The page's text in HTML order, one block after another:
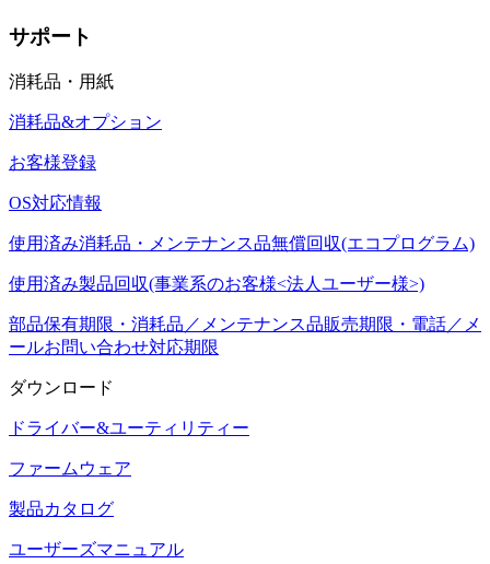
サポート
消耗品・用紙
消耗品&オプション
お客様登録
OS対応情報
使用済み消耗品・メンテナンス品無償回収(エコプログラム)
使用済み製品回収(事業系のお客様<法人ユーザー様>)
部品保有期限・消耗品／メンテナンス品販売期限・電話／メ
ールお問い合わせ対応期限
ダウンロード
ドライバー&ユーティリティー
ファームウェア
製品カタログ
ユーザーズマニュアル